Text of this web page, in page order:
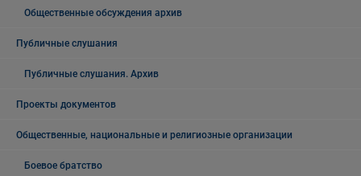
Общественные обсуждения архив
Публичные слушания
Публичные слушания. Архив
Проекты документов
Общественные, национальные и религиозные организации
Боевое братство